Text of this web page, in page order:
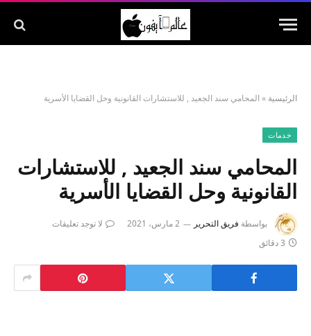
الرئيسية » المحامي سند الجعيد , للاستشارات القانونية وحل القضايا الأسرية
خدمات
المحامي سند الجعيد , للاستشارات
القانونية وحل القضايا الأسرية
بواسطة فريق التحرير 2 مارس، 2021
لا توجد تعليقات
3 دقائق